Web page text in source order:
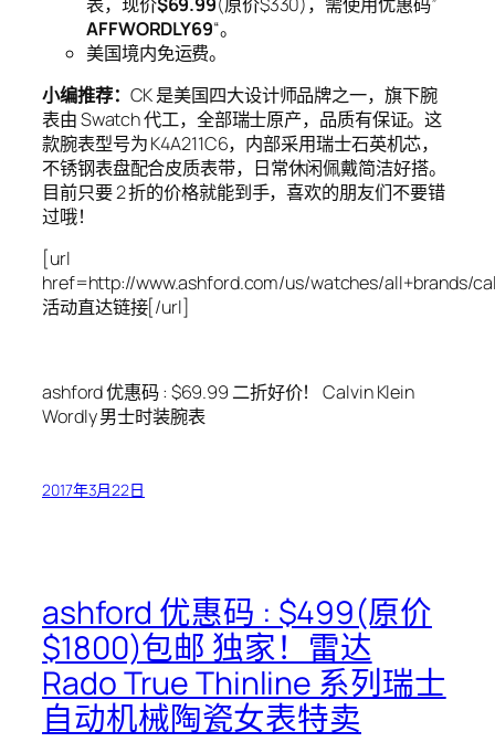
AFFWORDLY69“。
美国境内免运费。
小编推荐： CK 是美国四大设计师品牌之一，旗下腕
表由 Swatch 代工，全部瑞士原产，品质有保证。这
款腕表型号为 K4A211C6，内部采用瑞士石英机芯，
不锈钢表盘配合皮质表带，日常休闲佩戴简洁好搭。
目前只要 2 折的价格就能到手，喜欢的朋友们不要错
过哦！
[url
href=http://www.ashford.com/us/watches/all+brands/
活动直达链接[/url]
ashford 优惠码 : $69.99 二折好价！ Calvin Klein
Wordly 男士时装腕表
2017年3月22日
ashford 优惠码 : $499(原价
$1800)包邮 独家！雷达
Rado True Thinline 系列瑞士
自动机械陶瓷女表特卖